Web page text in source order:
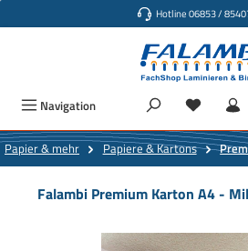
Hotline 06853 /
Navigation
Papier & mehr Papiere & Kartons
Falambi Premium Karton A4 -
Bildergalerie überspringen